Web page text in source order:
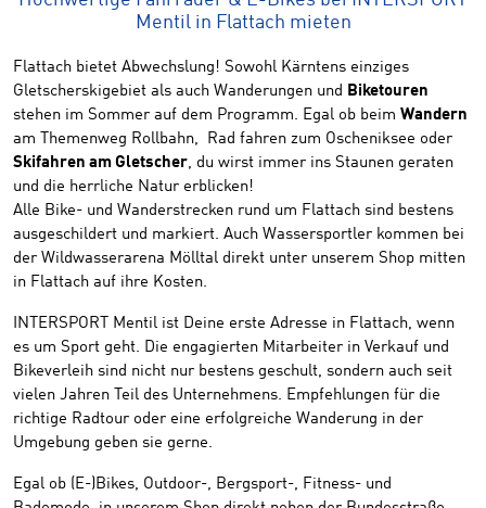
Mentil in Flattach mieten
Flattach bietet Abwechslung! Sowohl Kärntens einziges
Gletscherskigebiet als auch Wanderungen und Biketouren
stehen im Sommer auf dem Programm. Egal ob beim Wandern
am Themenweg Rollbahn, Rad fahren zum Oscheniksee oder
Skifahren am Gletscher, du wirst immer ins Staunen geraten
und die herrliche Natur erblicken!
Alle Bike- und Wanderstrecken rund um Flattach sind bestens
ausgeschildert und markiert. Auch Wassersportler kommen bei
der Wildwasserarena Mölltal direkt unter unserem Shop mitten
in Flattach auf ihre Kosten.
INTERSPORT Mentil ist Deine erste Adresse in Flattach, wenn
es um Sport geht. Die engagierten Mitarbeiter in Verkauf und
Bikeverleih sind nicht nur bestens geschult, sondern auch seit
vielen Jahren Teil des Unternehmens. Empfehlungen für die
richtige Radtour oder eine erfolgreiche Wanderung in der
Umgebung geben sie gerne.
Egal ob (E-)Bikes, Outdoor-, Bergsport-, Fitness- und